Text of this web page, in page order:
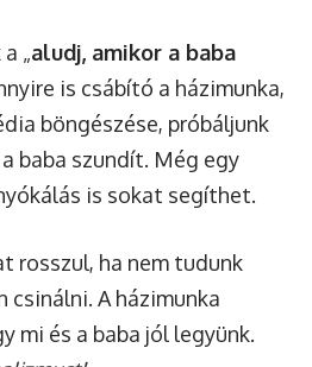
„aludj, amikor a baba
is csábító a házimunka,
böngészése, próbáljunk
baba szundít. Még egy
is sokat segíthet.
rosszul, ha nem tudunk
A házimunka
mi és a baba jól legyünk.